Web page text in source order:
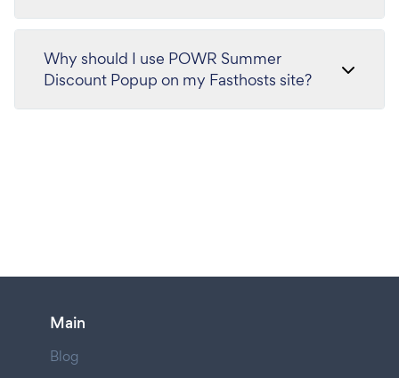
Why should I use POWR Summer
Discount Popup on my Fasthosts site?
Main
Blog